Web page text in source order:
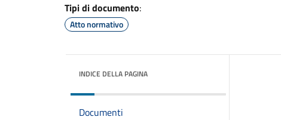
Tipi di documento:
Atto normativo
INDICE DELLA PAGINA
Documenti